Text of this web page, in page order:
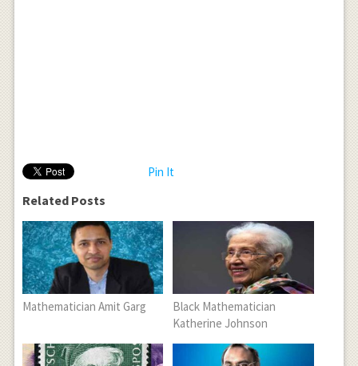
Pin It
Related Posts
Mathematician Amit Garg
Black Mathematician
Katherine Johnson